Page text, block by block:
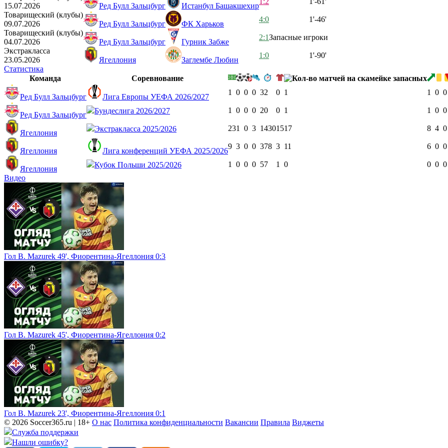
15.07.2026
Ред Булл Зальцбург Истанбул Башакшехир
Товарищеский (клубы)
09.07.2026
Ред Булл Зальцбург ФК Харьков
4:0
1'-46'
Товарищеский (клубы)
04.07.2026
Ред Булл Зальцбург Гурник Забже
2:1Запасные игроки
Экстракласса
23.05.2026
Ягеллония Заглембе Любин
1:0
1'-90'
Статистика
Команда
Соревнование
Ред Булл Зальцбург Лига Европы УЕФА 2026/2027
1 0 0 0 32 0 1 1 0 0
Ред Булл Зальцбург Бундеслига 2026/2027 1 0 0 0 20 0 1 1 0 0
Ягеллония Экстракласса 2025/2026 231 0 3 14301517 8 4 0
Ягеллония Лига конференций УЕФА 2025/2026
9 3 0 0 378 3 11 6 0 0
Ягеллония Кубок Польши 2025/2026 1 0 0 0 57 1 0 0 0 0
Видео
Гол B. Mazurek 49', Фиорентина-Ягеллония 0:3
Гол B. Mazurek 45', Фиорентина-Ягеллония 0:2
Гол B. Mazurek 23', Фиорентина-Ягеллония 0:1
© 2026 Soccer365.ru | 18+ О нас Политика конфиденциальности Вакансии Правила Виджеты
Служба поддержки
Нашли ошибку?